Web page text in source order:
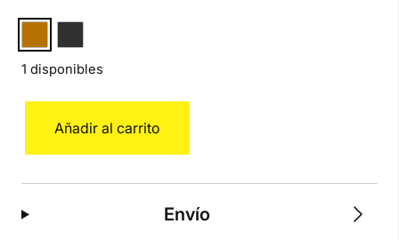
1 disponibles
cantidad
Añadir al carrito
Envío